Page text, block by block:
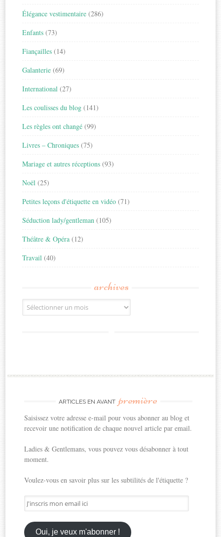
Élégance vestimentaire (286)
Enfants (73)
Fiançailles (14)
Galanterie (69)
International (27)
Les coulisses du blog (141)
Les règles ont changé (99)
Livres – Chroniques (75)
Mariage et autres réceptions (93)
Noël (25)
Petites leçons d'étiquette en vidéo (71)
Séduction lady/gentleman (105)
Théâtre & Opéra (12)
Travail (40)
archives
Archives
ARTICLES EN AVANT première
Saisissez votre adresse e-mail pour vous abonner au blog et
recevoir une notification de chaque nouvel article par email.
Ladies & Gentlemans, vous pouvez vous désabonner à tout
moment.
Voulez-vous en savoir plus sur les subtilités de l'étiquette ?
J'inscris
mon
email
ici
Oui, je veux m'abonner !